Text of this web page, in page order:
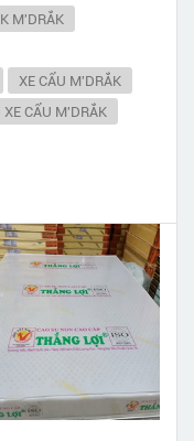
M'DRẮK
XE CẨU M'DRẮK
XE CẨU M'DRẮK